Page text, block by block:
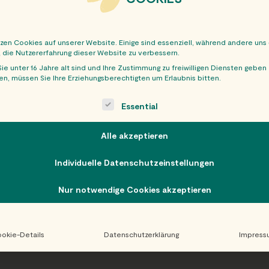
Cookies auf unserer Website. Einige sind essenziell, während andere uns
Nutzererfahrung dieser Website zu verbessern.
unter 16 Jahre alt sind und Ihre Zustimmung zu freiwilligen Diensten geben
müssen Sie Ihre Erziehungsberechtigten um Erlaubnis bitten.
is a list of service groups for which consent can be
Essential
Alle akzeptieren
Individuelle Datenschutzeinstellungen
Nur notwendige Cookies akzeptieren
Details Datenschutzerklärung